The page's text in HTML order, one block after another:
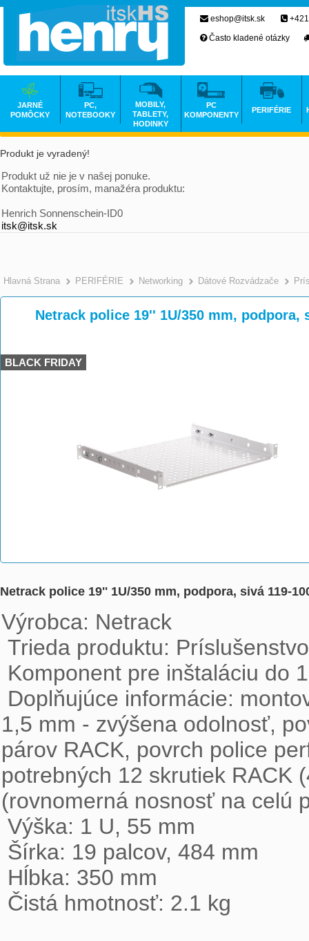
Produkt je vyradený!
Produkt už nie je v našej ponuke.
Kontaktujte, prosím, manažéra produktu:
Henrich Sonnenschein-ID0
itsk@itsk.sk
Hlavná Strana >
PERIFÉRIE >
Networking >
Dátové Rozvádzače
Netrack police 19'' 1U/350 mm, podpora,
BLACK FRIDAY
Netrack police 19'' 1U/350 mm, podpora, sivá 119-
Výrobca: Netrack
1,5 mm - zvýšena odolnosť,
párov RACK, povrch police
potrebných 12 skrutiek RACK
(rovnomerná nosnosť na celú
Čistá hmotnosť: 2.1 kg
eshop@itsk.sk
Často kladené otázky
JARNÉ
POMÔCKY
PC,
NOTEBOOKY
MOBILY,
TABLETY,
HODINKY
PC
KOMPONENTY
PERIFÉRIE